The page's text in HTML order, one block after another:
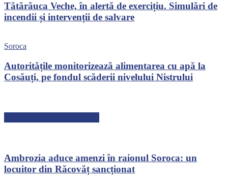
Tătărăuca Veche, în alertă de exercițiu. Simulări de
incendii și intervenții de salvare
Soroca
Autoritățile monitorizează alimentarea cu apă la
Cosăuți, pe fondul scăderii nivelului Nistrului
Ambrozia aduce amenzi în raionul Soroca: un
locuitor din Răcovăț sancționat